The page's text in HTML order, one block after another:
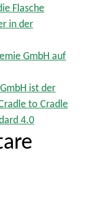
Flasche
in der
GmbH auf
ist der
to Cradle
4.0